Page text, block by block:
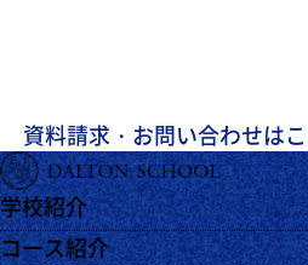
資料請求・お問い合わせは
学校紹介
コース紹介